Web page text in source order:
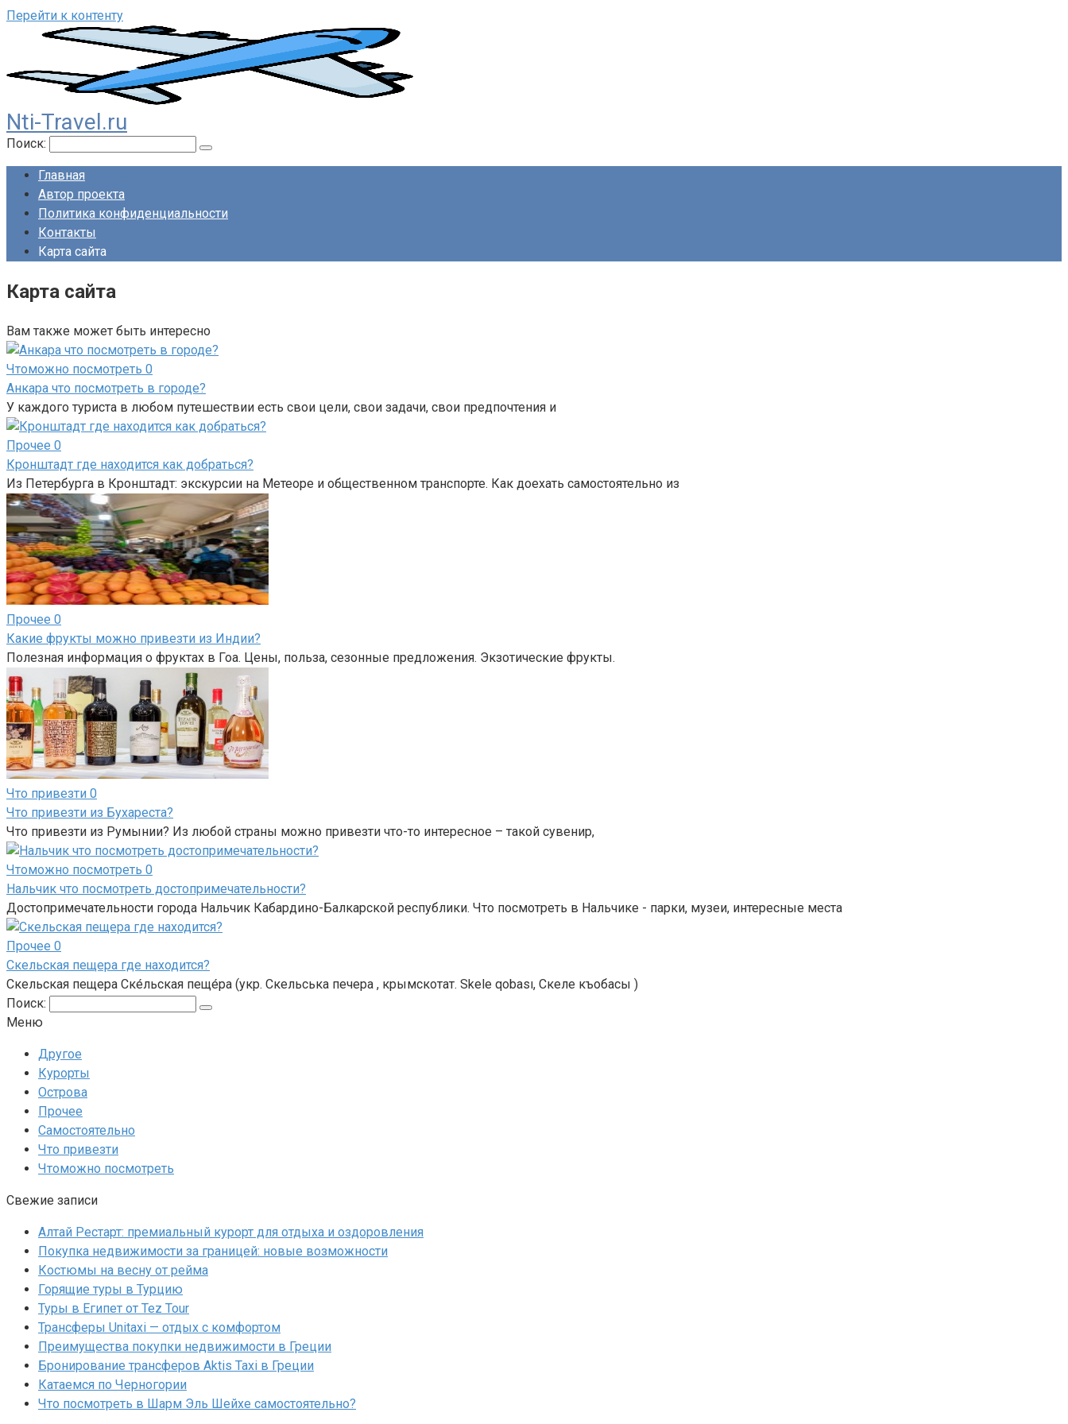
Перейти к контенту
Nti-Travel.ru
Поиск:
Главная
Автор проекта
Политика конфиденциальности
Контакты
Карта сайта
Карта сайта
Вам также может быть интересно
Чтоможно посмотреть 0
Анкара что посмотреть в городе?
У каждого туриста в любом путешествии есть свои цели, свои задачи, свои предпочтения и
Прочее 0
Кронштадт где находится как добраться?
Из Петербурга в Кронштадт: экскурсии на Метеоре и общественном транспорте. Как доехать самостоятельно из
Прочее 0
Какие фрукты можно привезти из Индии?
Полезная информация о фруктах в Гоа. Цены, польза, сезонные предложения. Экзотические фрукты.
Что привезти 0
Что привезти из Бухареста?
Что привезти из Румынии? Из любой страны можно привезти что-то интересное – такой сувенир,
Чтоможно посмотреть 0
Нальчик что посмотреть достопримечательности?
Достопримечательности города Нальчик Кабардино-Балкарской республики. Что посмотреть в Нальчике - парки, музеи, интересные места
Прочее 0
Скельская пещера где находится?
Скельская пещера Ске́льская пеще́ра (укр. Скельська печера , крымскотат. Skele qobası, Скеле къобасы )
Поиск:
Меню
Другое
Курорты
Острова
Прочее
Самостоятельно
Что привезти
Чтоможно посмотреть
Свежие записи
Алтай Рестарт: премиальный курорт для отдыха и оздоровления
Покупка недвижимости за границей: новые возможности
Костюмы на весну от рейма
Горящие туры в Турцию
Туры в Египет от Tez Tour
Трансферы Unitaxi — отдых с комфортом
Преимущества покупки недвижимости в Греции
Бронирование трансферов Aktis Taxi в Греции
Катаемся по Черногории
Что посмотреть в Шарм Эль Шейхе самостоятельно?